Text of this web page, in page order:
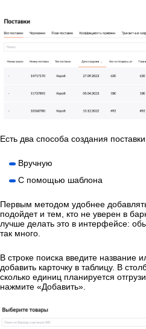
Есть два способа создания
Вручную
С помощью шаблона
Первым методом удобнее
подойдет и тем, кто не уверен в
лучше делать это в интерфейсе:
так много.
В строке поиска введите название
добавить карточку в таблицу. В
сколько единиц планируется
нажмите «Добавить».